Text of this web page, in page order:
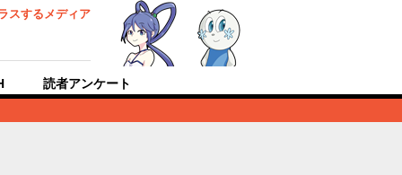
スするメディア
読者アンケート